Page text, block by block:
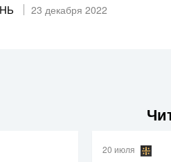
23 декабря 2022
20 июля